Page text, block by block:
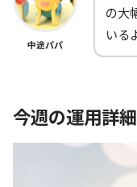
中途パパ
の大
いる
今週の運用詳細